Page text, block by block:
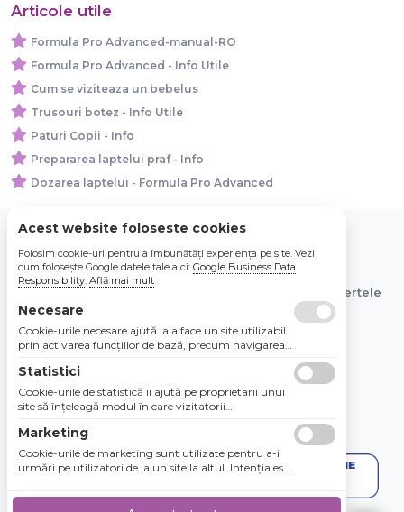
Articole utile
Formula Pro Advanced-manual-RO
Formula Pro Advanced - Info Utile
Cum se viziteaza un bebelus
Trusouri botez - Info Utile
Paturi Copii - Info
Prepararea laptelui praf - Info
Dozarea laptelui - Formula Pro Advanced
© 2026 Bebe Nou Online Store SRL
Toate preturile sunt exprimate in lei si includ tva. Ofertele
sunt valabile in limita stocului disponibil.
Acest website foloseste cookies
Folosim cookie-uri pentru a îmbunătăți experiența pe site. Vezi
cum folosește Google datele tale aici: Google Business Data
Responsibility. Află mai mult
Necesare
Cookie-urile necesare ajută la a face un site utilizabil
prin activarea funcţiilor de bază, precum navigarea
Site-ul nu poate funcţiona corespunzător fără aceste
cookie-uri.
Statistici
Cookie-urile de statistică îi ajută pe proprietarii unui
site să înţeleagă modul în care vizitatorii
raportarea informaţiilor în mod anonim.
Marketing
Cookie-urile de marketing sunt utilizate pentru a-i
urmări pe utilizatori de la un site la altul. Intenţia este
utilizatorii individuali, aşadar ele sunt mai valoroase